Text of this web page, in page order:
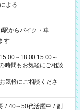
よる
駅からバイク・車
す
気軽にご相談くださ
/ 40～50代活躍中 / 副